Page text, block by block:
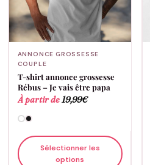
ANNONCE GROSSESSE
COUPLE
T-shirt annonce grossesse
Rébus – Je vais être papa
À partir de19,99€
Sélectionner les
options